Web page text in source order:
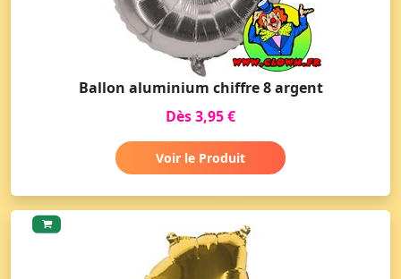
Ballon aluminium chiffre 8 argent
Dès 3,95 €
Voir le Produit